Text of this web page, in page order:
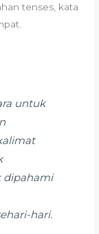
tenses, kata
untuk
dipahami
hari.